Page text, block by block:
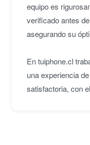
equipo es
verificado antes
asegurando su
En tuiphone.cl
una experiencia
satisfactoria, con